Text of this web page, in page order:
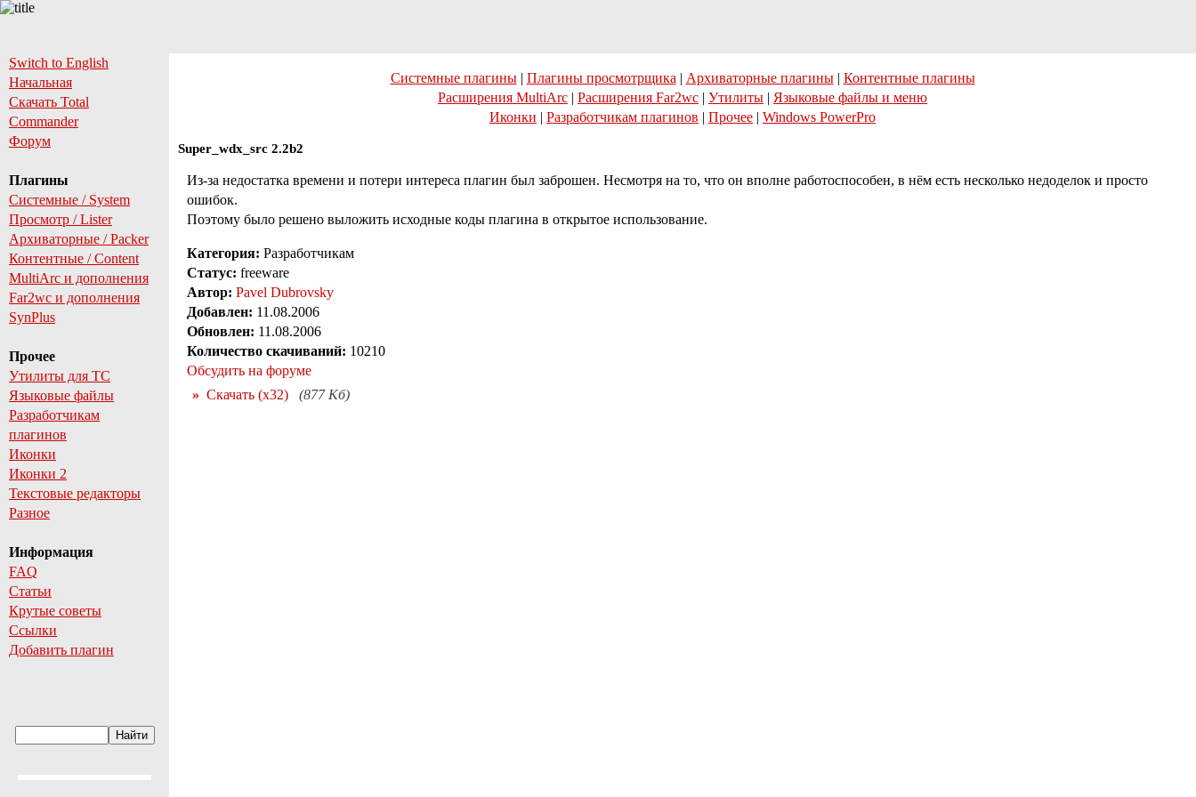
Switch to English
Начальная
Скачать Total
Commander
Форум
Плагины
Системные / System
Просмотр / Lister
Архиваторные / Packer
Контентные / Content
MultiArc и дополнения
Far2wc и дополнения
SynPlus
Прочее
Утилиты для TC
Языковые файлы
Разработчикам
плагинов
Иконки
Иконки 2
Текстовые редакторы
Разное
Информация
FAQ
Статьи
Крутые советы
Ссылки
Добавить плагин
Системные плагины| Плагины просмотрщика | Архиваторные плагины| Контентные плагины
Расширения MultiArc | Расширения Far2wc | Утилиты | Языковые файлы и меню
Иконки | Разработчикам плагинов | Прочее | Windows PowerPro
Super_wdx_src 2.2b2
Из-за недостатка времени и потери интереса плагин был заброшен. Несмотря на то, что он вполне работоспособен, в нём есть несколько недоделок и просто
ошибок.
Поэтому было решено выложить исходные коды плагина в открытое использование.
Категория: Разработчикам
Статус: freeware
Автор: Pavel Dubrovsky
Добавлен: 11.08.2006
Обновлен: 11.08.2006
Количество скачиваний: 10210
Обсудить на форуме
Скачать (x32)
(877 Кб)